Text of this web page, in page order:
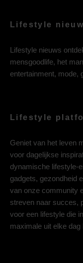
Lifestyle
Lifestyle nieuws
mensgoodlife, het
entertainment, mode,
Lifestyle
Geniet van het leven
voor dagelijkse
dynamische lifestyle-
gadgets, gezondheid
van onze community
streven naar succes,
voor een lifestyle die
maximale uit elke dag